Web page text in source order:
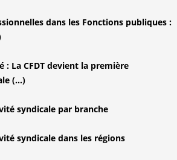
dans les Fonctions publiques :
: La CFDT devient la première
(...)
syndicale par branche
syndicale dans les régions